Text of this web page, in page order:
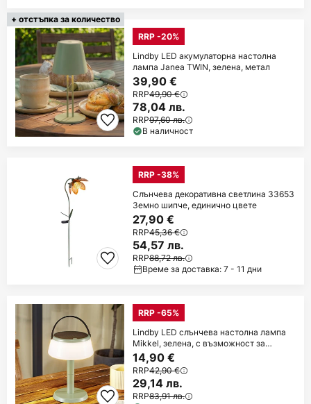
+ отстъпка за количество
RRP -20%
Lindby LED акумулаторна настолна
лампа Janea TWIN, зелена, метал
39,90 €
RRP49,90 €
78,04 лв.
RRP97,60 лв.
В наличност
RRP -38%
Слънчева декоративна светлина 33653
Земно шипче, единично цвете
27,90 €
RRP45,36 €
54,57 лв.
RRP88,72 лв.
Време за доставка: 7 - 11 дни
RRP -65%
Lindby LED слънчева настолна лампа
Mikkel, зелена, с възможност за
димиране
14,90 €
RRP42,90 €
29,14 лв.
RRP83,91 лв.